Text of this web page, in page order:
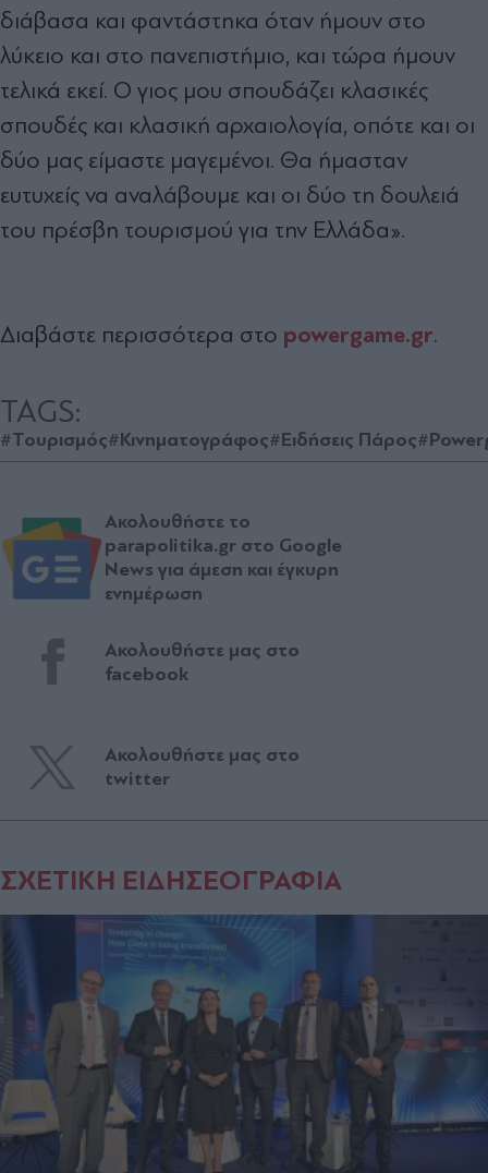
διάβασα και φαντάστηκα όταν ήμουν στο
λύκειο και στο πανεπιστήμιο, και τώρα ήμουν
τελικά εκεί. Ο γιος μου σπουδάζει κλασικές
σπουδές και κλασική αρχαιολογία, οπότε και οι
δύο μας είμαστε μαγεμένοι. Θα ήμασταν
ευτυχείς να αναλάβουμε και οι δύο τη δουλειά
του πρέσβη τουρισμού για την Ελλάδα».
Διαβάστε περισσότερα στο powergame.gr.
TAGS:
#Τουρισμός#Κινηματογράφος#Ειδήσεις Πάρος
Ακολουθήστε το
parapolitika.gr στο Google
News για άμεση και έγκυρη
ενημέρωση
Ακολουθήστε μας στο
facebook
Ακολουθήστε μας στο
twitter
ΣΧΕΤΙΚΗ ΕΙΔΗΣΕΟΓΡΑΦΙΑ